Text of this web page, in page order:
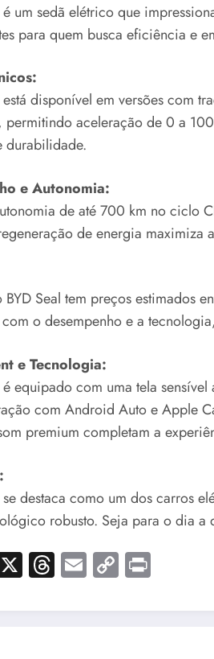
é um sedã elétrico que
para quem busca eficiência e
está disponível em versões com
aceleração de 0 a
durabilidade.
e Autonomia:
de até 700 km no ciclo
de energia
BYD Seal tem preços
o desempenho e a
e Tecnologia:
é equipado com uma tela
com Android Auto e Apple
premium completam a
se destaca como um dos carros
robusto. Seja para o dia a
X Threads
Email
Copy